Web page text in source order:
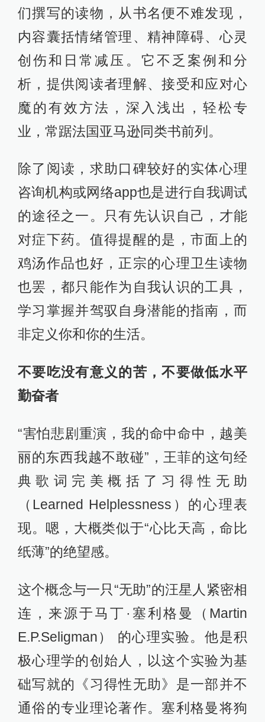
们撰写的读物，从书名便不难发现，
内容囊括情绪管理、精神障碍、心灵
创伤和日常减压。它不乏案例和分
析，提供阅读者理解、接受和应对心
魔的有效方法，深入浅出，轻松专
业，常踞法国亚马逊同类书前列。
除了阅读，求助口碑较好的实体心理
咨询机构或网络app也是进行自我调试
的途径之一。只有先认识自己，才能
对症下药。值得提醒的是，市面上的
鸡汤作品也好，正宗的心理卫生读物
也罢，都只能作为自我认识的工具，
学习掌握并驾驭自身潜能的指南，而
非定义你和你的生活。
不要吃没有意义的苦，不要做低水平
勤奋者
“害怕悲剧重演，我的命中命中，越美
丽的东西我越不敢碰”，王菲的这句经
典歌词完美概括了习得性无助
（Learned Helplessness）的心理表
现。嗯，大概类似于“心比天高，命比
纸薄”的绝望感。
这个概念与一只“无助”的汪星人紧密相
连，来源于马丁·塞利格曼（Martin
E.P.Seligman） 的心理实验。他是积
极心理学的创始人，以这个实验为基
础写就的《习得性无助》是一部并不
通俗的专业理论著作。塞利格曼将狗